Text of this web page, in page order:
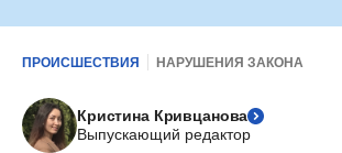
ПРОИСШЕСТВИЯ НАРУШЕНИЯ ЗАКОНА
Кристина Кривцанова
Выпускающий редактор